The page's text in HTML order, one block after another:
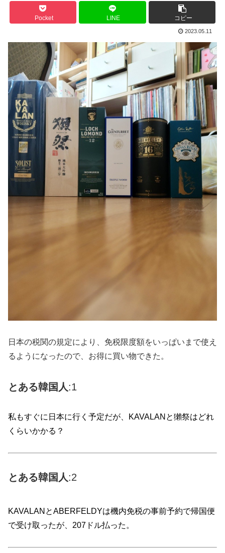
Pocket LINE コピー
2023.05.11
日本の税関の規定により、免税限度額をいっぱいまで使え
るようになったので、お得に買い物できた。
とある韓国人:1
私もすぐに日本に行く予定だが、KAVALANと獺祭はどれ
くらいかかる？
とある韓国 人:2
KAVALANとABERFELDYは機内免税の事前予約で帰国便
で受け取ったが、207ドル払った。